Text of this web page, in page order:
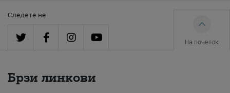
Следете нè
На почеток
Брзи линкови